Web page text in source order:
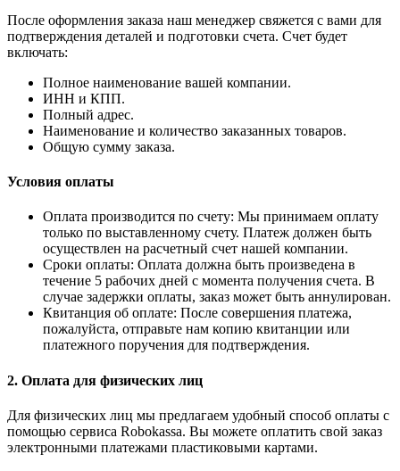
После оформления заказа наш менеджер свяжется с вами для
подтверждения деталей и подготовки счета. Счет будет
включать:
Полное наименование вашей компании.
ИНН и КПП.
Полный адрес.
Наименование и количество заказанных товаров.
Общую сумму заказа.
Условия оплаты
Оплата производится по счету: Мы принимаем оплату
только по выставленному счету. Платеж должен быть
осуществлен на расчетный счет нашей компании.
Сроки оплаты: Оплата должна быть произведена в
течение 5 рабочих дней с момента получения счета. В
случае задержки оплаты, заказ может быть аннулирован.
Квитанция об оплате: После совершения платежа,
пожалуйста, отправьте нам копию квитанции или
платежного поручения для подтверждения.
2. Оплата для физических лиц
Для физических лиц мы предлагаем удобный способ оплаты с
помощью сервиса Robokassa. Вы можете оплатить свой заказ
электронными платежами пластиковыми картами.